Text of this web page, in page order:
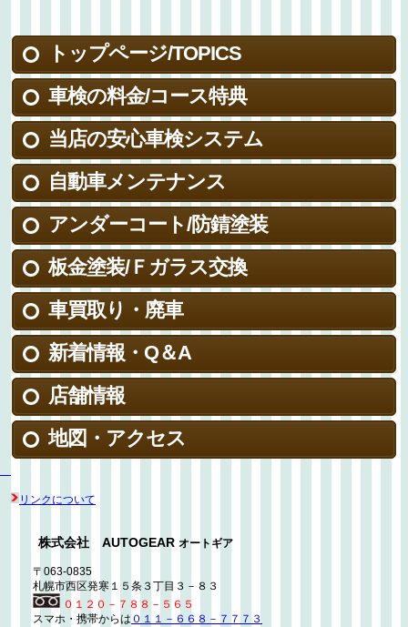
トップページ/TOPICS
車検の料金/コース特典
当店の安心車検システム
自動車メンテナンス
アンダーコート/防錆塗装
板金塗装/Ｆガラス交換
車買取り・廃車
新着情報・Q＆A
店舗情報
地図・アクセス
リンクについて
株式会社 AUTOGEAR オートギア
〒063-0835
札幌市西区発寒１５条３丁目３－８３
０１２０－７８８－５６５
スマホ・携帯からは ０１１－６６８－７７７３